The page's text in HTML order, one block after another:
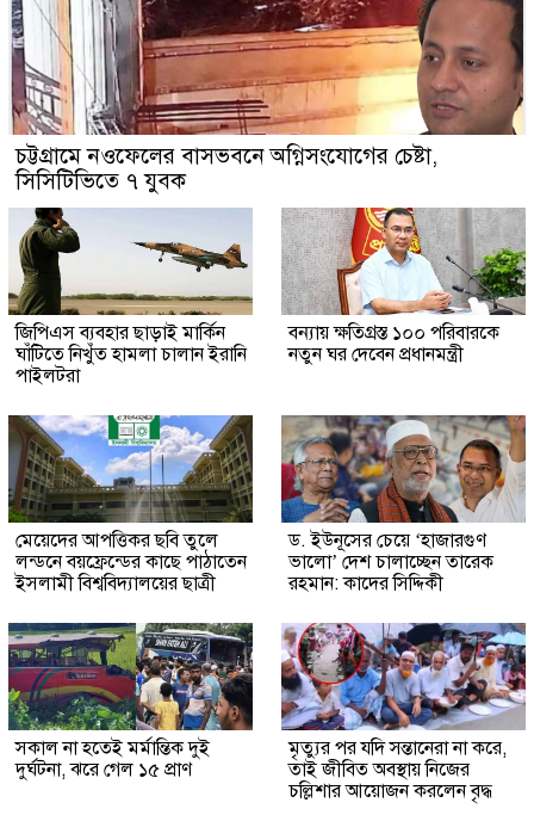
চট্টগ্রামে নওফেলের বাসভবনে অগ্নিসংযোগের চেষ্টা,
সিসিটিভিতে ৭ যুবক
জিপিএস ব্যবহার ছাড়াই মার্কিন
ঘাঁটিতে নিখুঁত হামলা চালান ইরানি
পাইলটরা
বন্যায় ক্ষতিগ্রস্ত ১০০ পরিবারকে
নতুন ঘর দেবেন প্রধানমন্ত্রী
মেয়েদের আপত্তিকর ছবি তুলে
লন্ডনে বয়ফ্রেন্ডের কাছে পাঠাতেন
ইসলামী বিশ্ববিদ্যালয়ের ছাত্রী
ড. ইউনূসের চেয়ে ‘হাজারগুণ
ভালো’ দেশ চালাচ্ছেন তারেক
রহমান: কাদের সিদ্দিকী
সকাল না হতেই মর্মান্তিক দুই
দুর্ঘটনা, ঝরে গেল ১৫ প্রাণ
মৃত্যুর পর যদি সন্তানেরা না করে,
তাই জীবিত অবস্থায় নিজের
চল্লিশার আয়োজন করলেন বৃদ্ধ